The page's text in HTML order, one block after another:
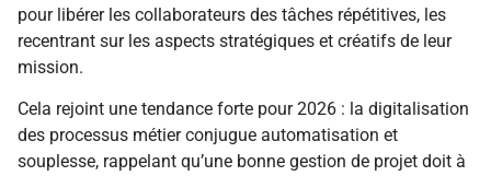
pour libérer les collaborateurs des tâches répétitives, les
recentrant sur les aspects stratégiques et créatifs de leur
mission.
Cela rejoint une tendance forte pour 2026 : la digitalisation
des processus métier conjugue automatisation et
souplesse, rappelant qu’une bonne gestion de projet doit à